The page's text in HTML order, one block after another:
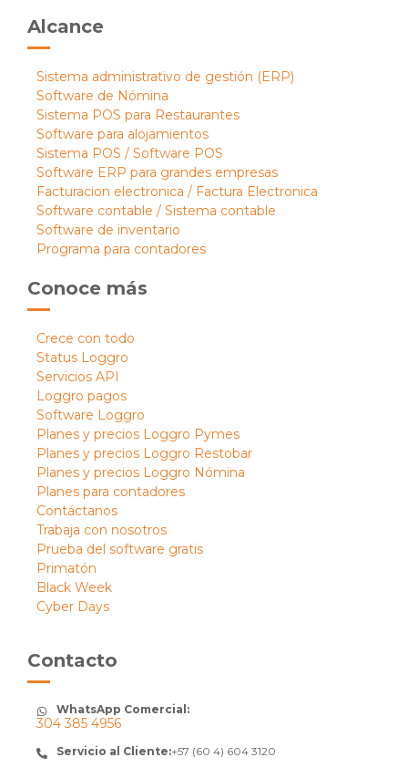
Alcance
Sistema administrativo de gestión (ERP)
Software de Nómina
Sistema POS para Restaurantes
Software para alojamientos
Sistema POS / Software POS
Software ERP para grandes empresas
Facturacion electronica / Factura Electronica
Software contable / Sistema contable
Software de inventario
Programa para contadores
Conoce más
Crece con todo
Status Loggro
Servicios API
Loggro pagos
Software Loggro
Planes y precios Loggro Pymes
Planes y precios Loggro Restobar
Planes y precios Loggro Nómina
Planes para contadores
Contáctanos
Trabaja con nosotros
Prueba del software gratis
Primatón
Black Week
Cyber Days
Contacto
WhatsApp Comercial:
304 385 4956
Servicio al Cliente:+57 (60 4) 604 3120